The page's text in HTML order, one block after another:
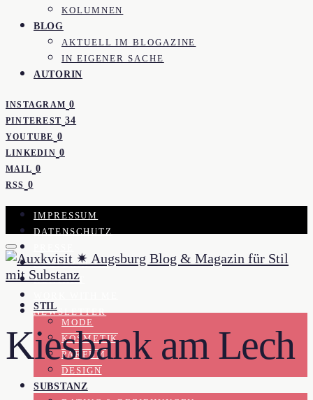
KOLUMNEN
BLOG
AKTUELL IM BLOGAZINE
IN EIGENER SACHE
AUTORIN
INSTAGRAM 0
PINTEREST 34
YOUTUBE 0
LINKEDIN 0
MAIL 0
RSS 0
IMPRESSUM
DATENSCHUTZ
KOOPERATION
KONTAKT
NEWSLETTER
STIL
MODE
KOSMETIK
PARFUM
DESIGN
SUBSTANZ
Kiesbank am Lech